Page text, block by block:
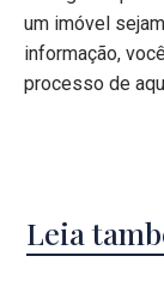
um imóvel
informação,
processo de
Leia